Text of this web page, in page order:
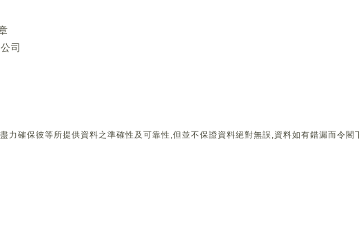
司
力確保彼等所提供資料之準確性及可靠性,但並不保證資料絕對無誤,資料如有錯漏而令閣